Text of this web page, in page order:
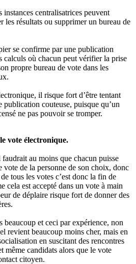
instances centralisatrices peuvent
les résultats ou supprimer un bureau de
se confirme par une publication
calculs où chacun peut vérifier la prise
propre bureau de vote dans les
il risque fort d’être tentant
publication couteuse, puisque qu’un
ne pas pouvoir se tromper.
vote électronique.
faudrait au moins que chacun puisse
de la personne de son choix, donc
tous les votes c’est donc la fin de
cela est accepté dans un vote à main
de déplaire risque fort de donner des
et ceci par expérience, non
revient beaucoup moins cher, mais en
en suscitant des rencontres
même candidats alors que le vote
citoyen.